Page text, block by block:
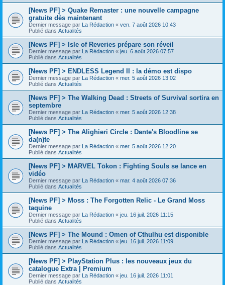
[News PF] > Quake Remaster : une nouvelle campagne
gratuite dès maintenant
Dernier message par La Rédaction « ven. 7 août 2026 10:43
Publié dans Actualités
[News PF] > Isle of Reveries prépare son réveil
Dernier message par La Rédaction « jeu. 6 août 2026 07:57
Publié dans Actualités
[News PF] > ENDLESS Legend II : la démo est dispo
Dernier message par La Rédaction « mer. 5 août 2026 13:02
Publié dans Actualités
[News PF] > The Walking Dead : Streets of Survival sortira en
septembre
Dernier message par La Rédaction « mer. 5 août 2026 12:38
Publié dans Actualités
[News PF] > The Alighieri Circle : Dante's Bloodline se
da(n)te
Dernier message par La Rédaction « mer. 5 août 2026 12:20
Publié dans Actualités
[News PF] > MARVEL Tōkon : Fighting Souls se lance en
vidéo
Dernier message par La Rédaction « mar. 4 août 2026 07:36
Publié dans Actualités
[News PF] > Moss : The Forgotten Relic - Le Grand Moss
taquine
Dernier message par La Rédaction « jeu. 16 juil. 2026 11:15
Publié dans Actualités
[News PF] > The Mound : Omen of Cthulhu est disponible
Dernier message par La Rédaction « jeu. 16 juil. 2026 11:09
Publié dans Actualités
[News PF] > PlayStation Plus : les nouveaux jeux du
catalogue Extra | Premium
Dernier message par La Rédaction « jeu. 16 juil. 2026 11:01
Publié dans Actualités